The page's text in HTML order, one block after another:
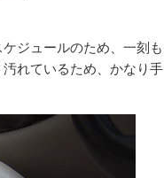
ジュールのため、一刻も
れているため、かなり手